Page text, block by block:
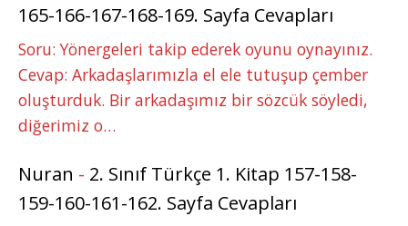
165-166-167-168-169. Sayfa Cevapları
Soru: Yönergeleri takip ederek oyunu oynayınız.
Cevap: Arkadaşlarımızla el ele tutuşup çember
oluşturduk. Bir arkadaşımız bir sözcük söyledi,
diğerimiz o…
Nuran - 2. Sınıf Türkçe 1. Kitap 157-158-
159-160-161-162. Sayfa Cevapları